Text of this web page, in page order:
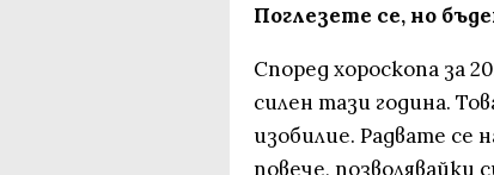
Поглезете се, но
Според хороскопа за
силен тази година.
изобилие. Радвате се
повече,